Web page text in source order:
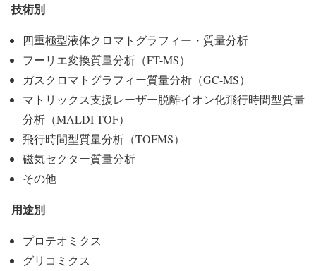
技術別
四重極型液体クロマトグラフィー・質量分析
フーリエ変換質量分析（FT-MS）
ガスクロマトグラフィー質量分析（GC-MS）
マトリックス支援レーザー脱離イオン化飛行時間型質量
分析（MALDI-TOF）
飛行時間型質量分析（TOFMS）
磁気セクター質量分析
その他
用途別
プロテオミクス
グリコミクス